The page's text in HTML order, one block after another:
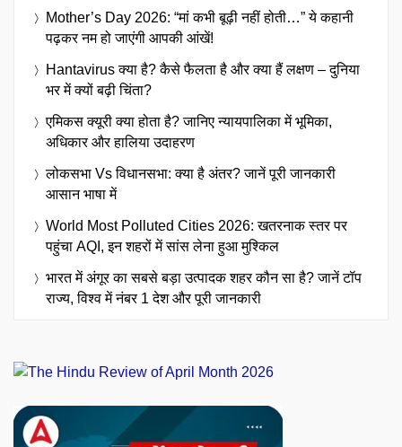
Mother’s Day 2026: “मां कभी बूढ़ी नहीं होती…” ये कहानी
पढ़कर नम हो जाएंगी आपकी आंखें!
Hantavirus क्या है? कैसे फैलता है और क्या हैं लक्षण – दुनिया
भर में क्यों बढ़ी चिंता?
एमिकस क्यूरी क्या होता है? जानिए न्यायपालिका में भूमिका,
अधिकार और हालिया उदाहरण
लोकसभा Vs विधानसभा: क्या है अंतर? जानें पूरी जानकारी
आसान भाषा में
World Most Polluted Cities 2026: खतरनाक स्तर पर
पहुंचा AQI, इन शहरों में सांस लेना हुआ मुश्किल
भारत में अंगूर का सबसे बड़ा उत्पादक शहर कौन सा है? जानें टॉप
राज्य, विश्व में नंबर 1 देश और पूरी जानकारी